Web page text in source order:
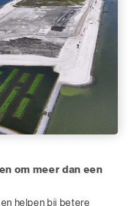
om meer dan een
helpen bij betere